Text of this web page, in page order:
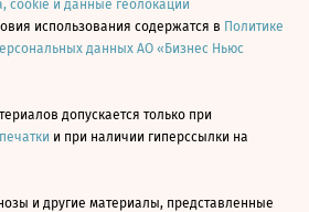
cookie и данные геолокации
использования содержатся в Политике
данных АО «Бизнес Ньюс
допускается только при
и при наличии гиперссылки на
и другие материалы, представленные